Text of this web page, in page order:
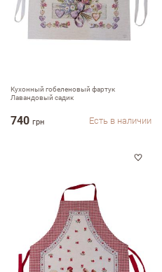
Кухонный гобеленовый фартук
Лавандовый садик
740 грн Есть в наличии